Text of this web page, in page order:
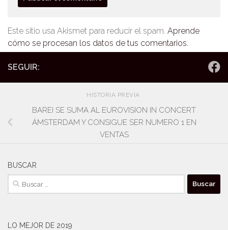
Este sitio usa Akismet para reducir el spam. Aprende
cómo se procesan los datos de tus comentarios.
SEGUIR:
HISTORIA PREVIA
BAREI SE SUMA AL EUROVISION IN CONCERT
ÁMSTERDAM Y CONSIGUE SER NUMERO 1 EN
VENTAS
BUSCAR
Buscar:
LO MEJOR DE 2019